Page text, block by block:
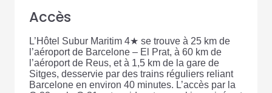
Accès
L’Hôtel Subur Maritim 4★ se trouve à 25 km de
l’aéroport de Barcelone – El Prat, à 60 km de
l’aéroport de Reus, et à 1,5 km de la gare de
Sitges, desservie par des trains réguliers reliant
Barcelone en environ 40 minutes. L’accès par la